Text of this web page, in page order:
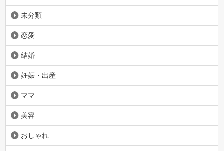
未分類
恋愛
結婚
妊娠・出産
ママ
美容
おしゃれ